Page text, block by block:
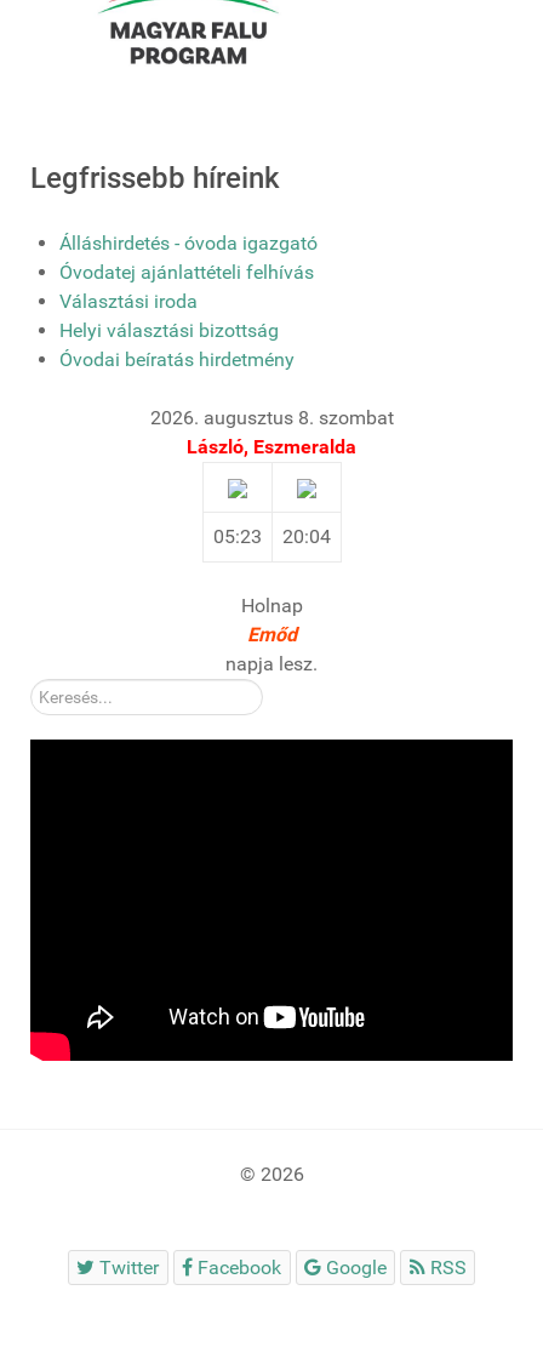
Legfrissebb híreink
Álláshirdetés - óvoda igazgató
Óvodatej ajánlattételi felhívás
Választási iroda
Helyi választási bizottság
Óvodai beíratás hirdetmény
2026. augusztus 8. szombat
László, Eszmeralda
05:23 20:04
Holnap
Emőd
napja lesz.
Kereső:
© 2026
Twitter Facebook Google RSS